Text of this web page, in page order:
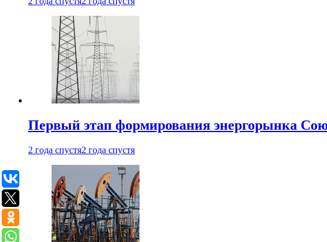
Первый этап формирования энергорынка
2 года спустя2 года спустя